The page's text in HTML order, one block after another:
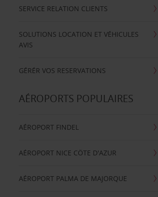
SERVICE RELATION CLIENTS
SOLUTIONS LOCATION ET VÉHICULES
AVIS
GÉRÉR VOS RESERVATIONS
AÉROPORTS POPULAIRES
AÉROPORT FINDEL
AÉROPORT NICE CÖTE D'AZUR
AÉROPORT PALMA DE MAJORQUE